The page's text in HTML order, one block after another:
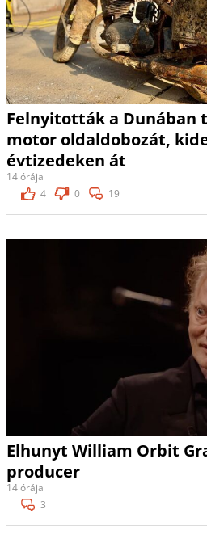
Felnyitották a Dunában
motor oldaldobozát,
évtizedeken át
14 órája
4
0 19
Elhunyt William Orbit
producer
14 órája
3